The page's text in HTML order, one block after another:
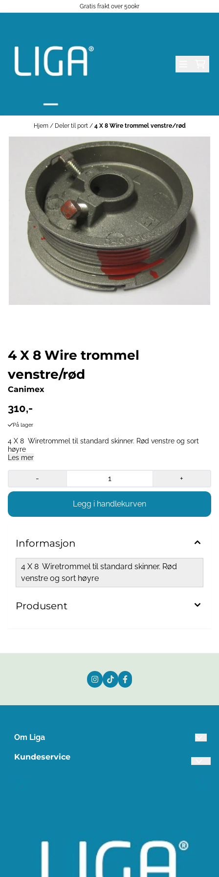
Gratis frakt over 500kr
Hjem / Deler til port / 4 X 8 Wire trommel venstre/rød
4 X 8 Wire trommel
venstre/rød
Canimex
310,-
På lager
4 X 8 Wiretrommel til standard skinner. Rød venstre og sort
høyre
Les mer
- +
Informasjon
4 X 8 Wiretrommel til standard skinner. Rød
venstre og sort høyre
Produsent
Om Liga
Lista Treindustri AS
post@liga.no
Kundeservice